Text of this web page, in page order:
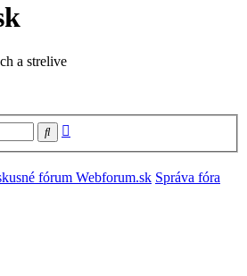
a strelive
Hľadať
fórum Webforum.sk Správa fóra